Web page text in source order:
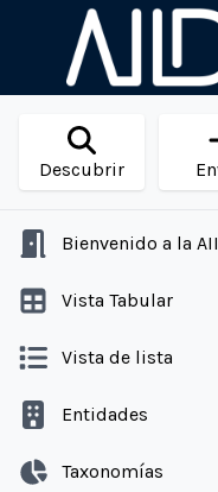
Descubrir
Bienvenido a la
Vista Tabular
Vista de lista
Entidades
Taxonomías